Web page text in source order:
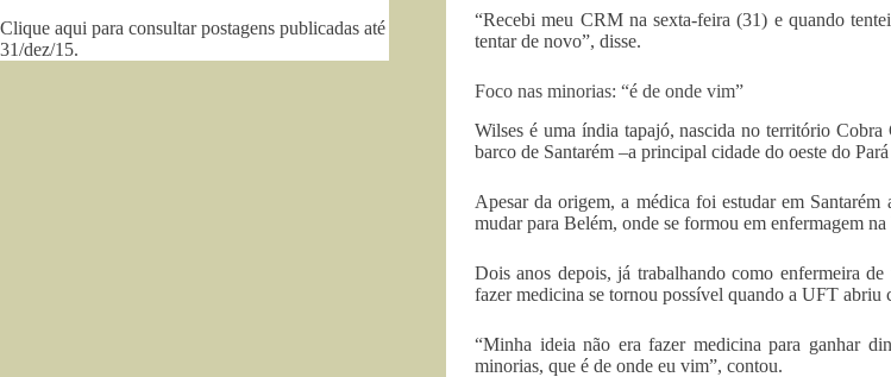
“Recebi meu CRM na sexta-feira (31) e quando
tentar de novo”, disse.
Foco nas minorias: “é de onde vim”
Wilses é uma índia tapajó, nascida no território
barco de Santarém –a principal cidade do oeste do
Apesar da origem, a médica foi estudar em
mudar para Belém, onde se formou em enfermagem
Dois anos depois, já trabalhando como enfermeira
fazer medicina se tornou possível quando a UFT abriu
“Minha ideia não era fazer medicina para ganhar
minorias, que é de onde eu vim”, contou.
Clique aqui para consultar postagens publicadas até
31/dez/15.